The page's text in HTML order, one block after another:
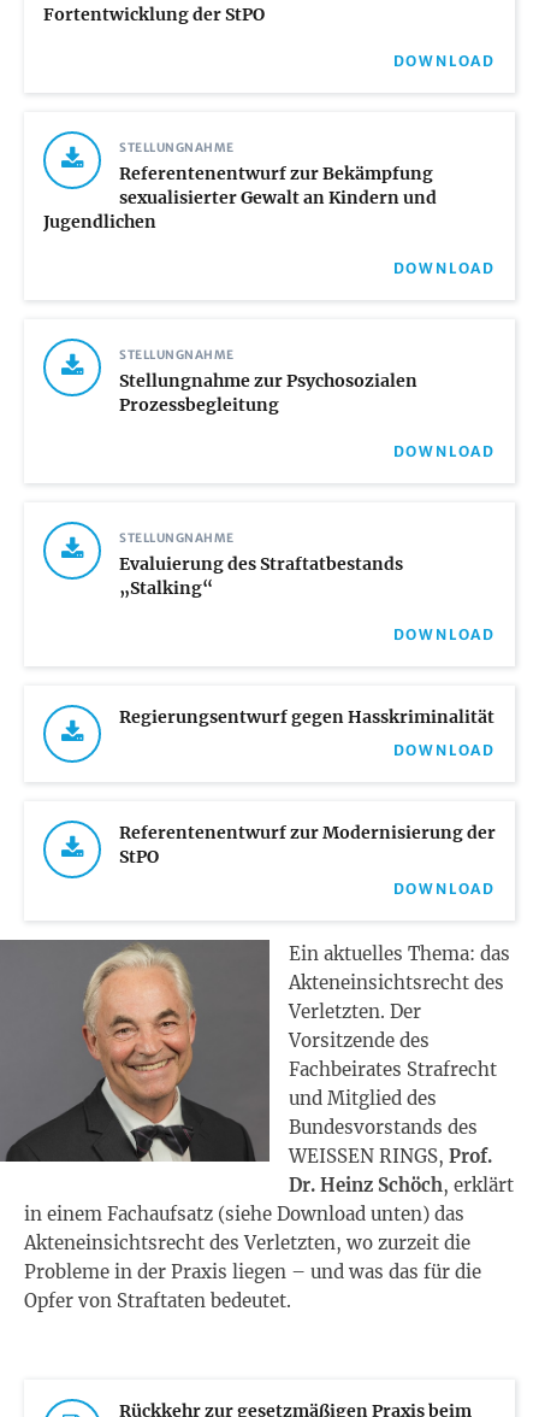
Fortentwicklung der StPO
DOWNLOAD
STELLUNGNAHME
Referentenentwurf zur Bekämpfung
sexualisierter Gewalt an Kindern und
Jugendlichen
DOWNLOAD
STELLUNGNAHME
Stellungnahme zur Psychosozialen
Prozessbegleitung
DOWNLOAD
STELLUNGNAHME
Evaluierung des Straftatbestands
„Stalking“
DOWNLOAD
Regierungsentwurf gegen Hasskriminalität
DOWNLOAD
Referentenentwurf zur Modernisierung der
StPO
DOWNLOAD
Ein aktuelles Thema: das
Akteneinsichtsrecht des
Verletzten. Der
Vorsitzende des
Fachbeirates Strafrecht
und Mitglied des
Bundesvorstands des
WEISSEN RINGS, Prof.
Dr. Heinz Schöch, erklärt
in einem Fachaufsatz (siehe Download unten) das
Akteneinsichtsrecht des Verletzten, wo zurzeit die
Probleme in der Praxis liegen – und was das für die
Opfer von Straftaten bedeutet.
Rückkehr zur gesetzmäßigen Praxis beim